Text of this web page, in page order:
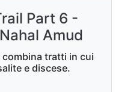
Part 6 -
Amud
tratti in cui
e discese.